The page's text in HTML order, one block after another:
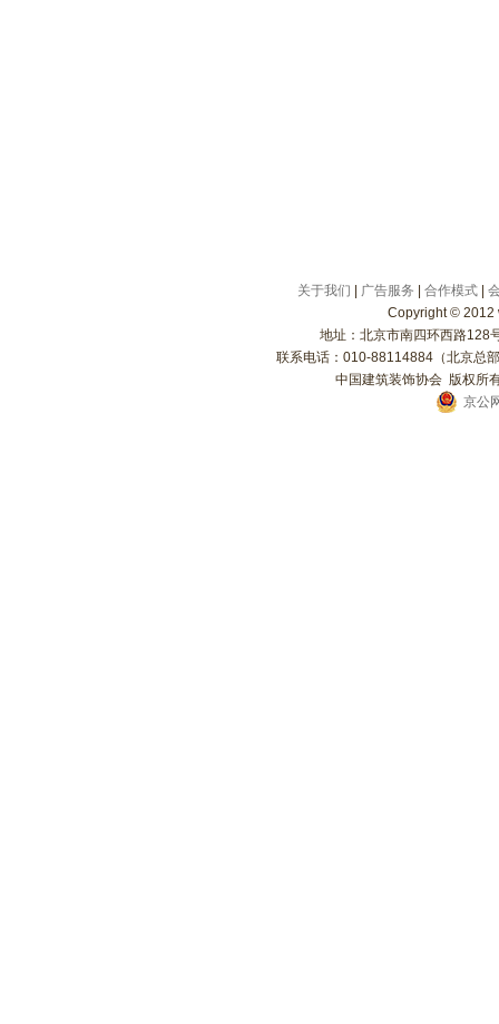
关于我们 广告服务 合作模式|
Copyright© 2012
地址：北京市南四环西路
联系电话：010-88114884（北京
中国建筑装饰协会 版权
京公